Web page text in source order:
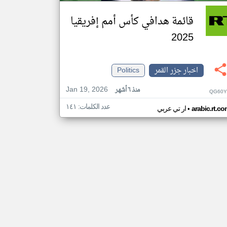
قائمة هدافي كأس أمم إفريقيا
2025
اخبار جزر القمر
Politics
Jan 19, 2026
منذ ٦ أشهر
ار تي عربي• عدد الكلمات: ١٤١